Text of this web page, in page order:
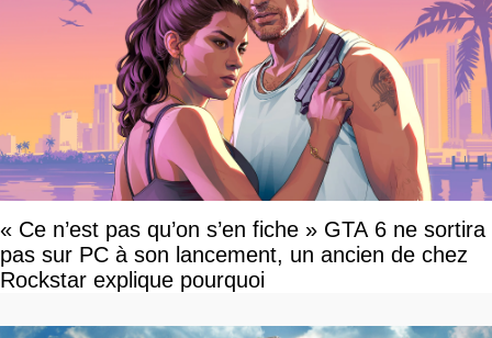
« Ce n’est pas qu’on s’en fiche » GTA 6 ne sortira
pas sur PC à son lancement, un ancien de chez
Rockstar explique pourquoi